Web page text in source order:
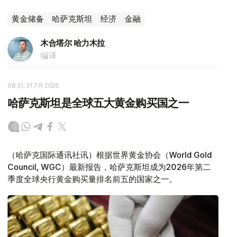
黄金储备 哈萨克斯坦 经济 金融
木合塔尔 哈力木拉
编译
08:31, 31 7月 2026
哈萨克斯坦是全球五大黄金购买国之一
（哈萨克国际通讯社讯）根据世界黄金协会（World Gold
Council, WGC）最新报告，哈萨克斯坦成为2026年第二
季度全球央行黄金购买量排名前五的国家之一。